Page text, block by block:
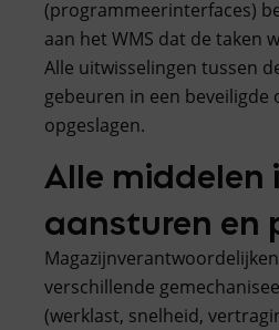
(programmeerinterfaces)
aan het WMS dat de taken
Alle uitwisselingen tussen
gebeuren in een beveiligde
opgeslagen.
Alle middelen
aansturen en
verschillende
(werklast, snelheid,